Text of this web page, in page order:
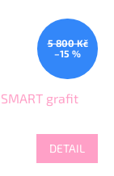
5 800 Kč
–15 %
grafit
DETAIL